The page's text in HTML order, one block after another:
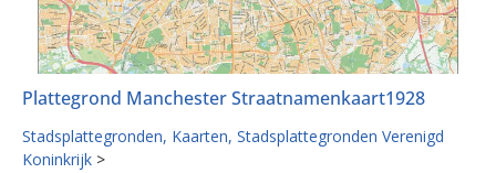
Plattegrond Manchester Straatnamenkaart1928
Stadsplattegronden Kaarten Stadsplattegronden Verenigd
Koninkrijk >